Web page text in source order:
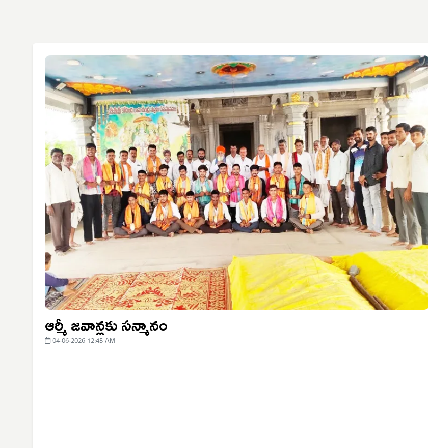
ఆర్మీ జవాన్లకు సన్మానం
04-06-2026 12:45 AM